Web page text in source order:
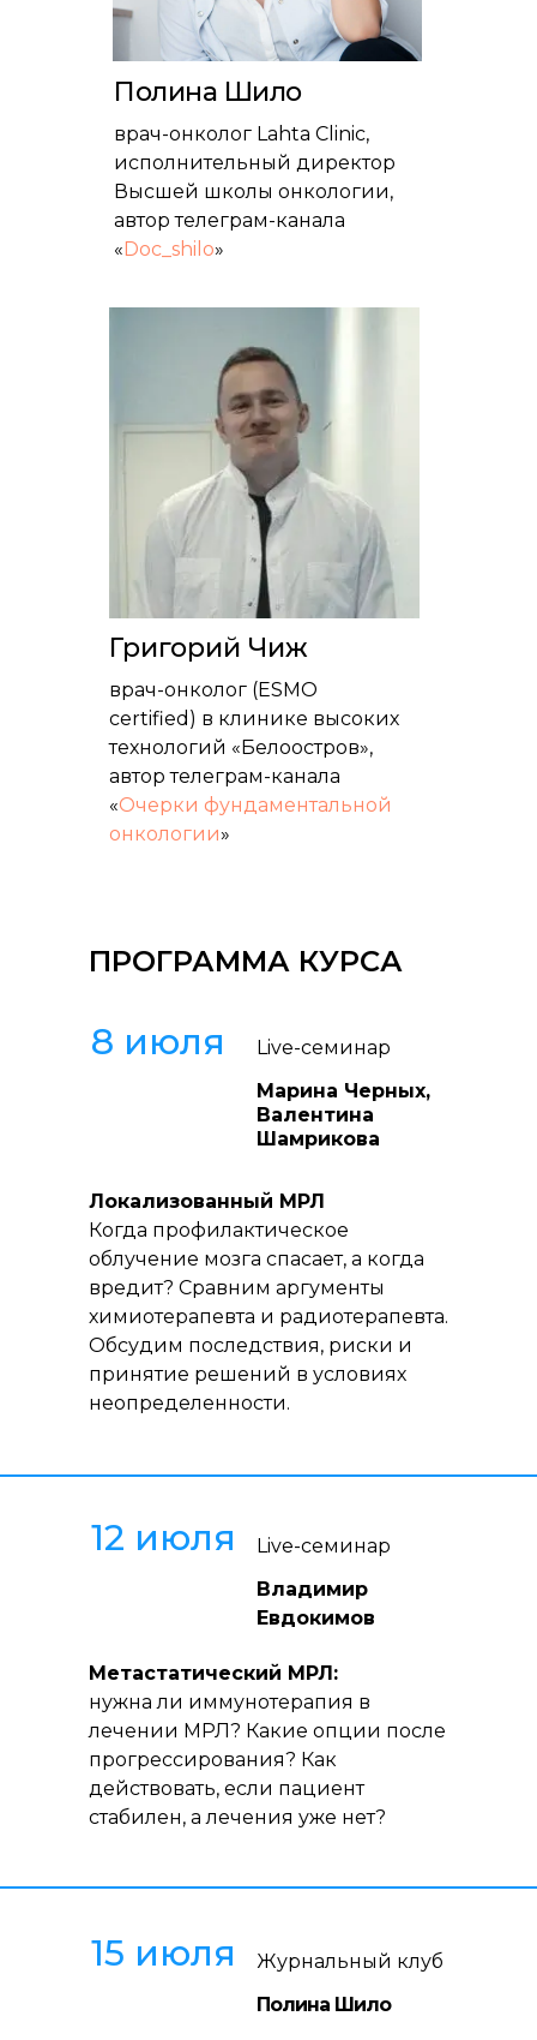
Полина Шило
врач-онколог Lahta Clinic,
исполнительный директор
Высшей школы онкологии,
автор телеграм-канала
«Doc_shilo»
Григорий Чиж
врач-онколог (ESMO
certified) в клинике высоких
технологий «Белоостров»,
автор телеграм-канала
«Очерки фундаментальной
онкологии»
ПРОГРАММА КУРСА
12 июля
Владимир
Евдокимов
Метастатический МРЛ:
нужна ли иммунотерапия в
лечении МРЛ? Какие опции после
прогрессирования? Как
действовать, если пациент
стабилен, а лечения уже нет?
Live-семинар
15 июля
Полина Шило
Журнальный клуб
8 июля
Марина Черных,
Валентина
Шамрикова
Локализованный МРЛ
Когда профилактическое
облучение мозга спасает, а когда
вредит? Сравним аргументы
химиотерапевта и радиотерапевта.
Обсудим последствия, риски и
принятие решений в условиях
неопределенности.
Live-семинар